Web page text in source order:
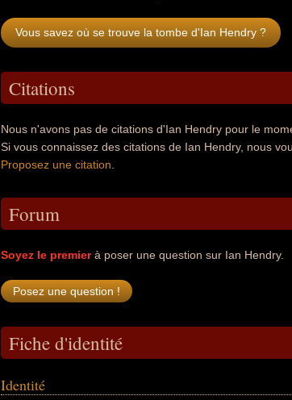
Vous savez où se trouve la tombe d'Ian Hendry ?
Citations
Nous n'avons pas de citations d'Ian Hendry pour le
Si vous connaissez des citations de Ian Hendry, nous
Proposez une citation
Forum
Soyez le premierà poser une question sur Ian Hendry.
Fiche d'identité
Identité